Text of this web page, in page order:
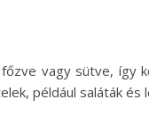
vagy sütve, így
például saláták és